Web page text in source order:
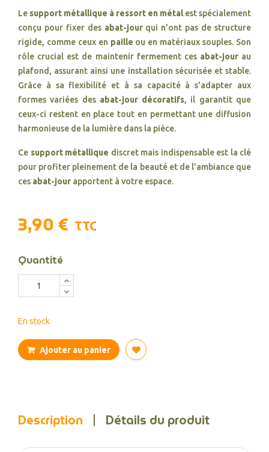
Le support métallique à ressort en métalest spécialement
conçu pour fixer des abat-jourqui n'ont pas de structure
rigide, comme ceux en paille ou en matériaux souples. Son
rôle crucial est de maintenir fermement ces abat-jourau
plafond, assurant ainsi une installation sécurisée et stable.
Grâce à sa flexibilité et à sa capacité à s'adapter aux
formes variées des abat-jour décoratifs, il garantit que
ceux-ci restent en place tout en permettant une diffusion
harmonieuse de la lumière dans la pièce.
Ce support métallique discret mais indispensable est la clé
pour profiter pleinement de la beauté et de l'ambiance que
ces abat-jour apportent à votre espace.
3,90 € TTC
Quantité
En stock
Ajouter au panier
Description Détails du produit